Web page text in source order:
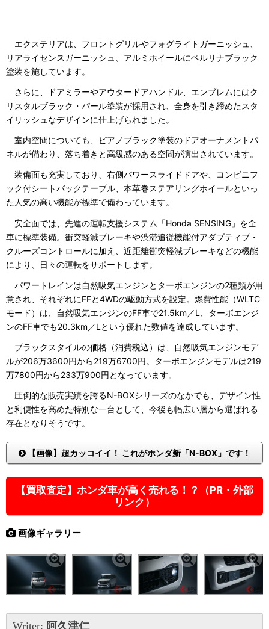
エクステリアは、フロントグリルやフォグライトガーニッシュ、
リアライセンスガーニッシュ、アルミホイールにベルリナブラック
塗装を施しています。
さらに、ドアミラーやアウタードアハンドル、エンブレムにはク
リスタルブラック・パール塗装が採用され、全身を引き締めたスタ
イリッシュなデザインに仕上げられました。
室内空間についても、ピアノブラック塗装のドアオーナメントパ
ネルが備わり、落ち着きと高級感のある空間が演出されています。
装備面も充実しており、右側パワースライドドアや、コンビニフ
ック付シートバックテーブル、本革巻ステアリングホイールといっ
た人気の高い機能が標準で備わっています。
安全面では、先進の運転支援システム「Honda SENSING」を全
車に標準装備。衝突軽減ブレーキや渋滞追従機能付アダプティブ・
クルーズコントロールに加え、近距離衝突軽減ブレーキなどの機能
により、日々の運転をサポートします。
パワートレインは自然吸気エンジンとターボエンジンの2種類が用
意され、それぞれにFFと4WDの駆動方式を設定。燃費性能（WLTC
モード）は、自然吸気エンジンのFF車で21.5km／L、ターボエンジ
ンのFF車でも20.3km／Lという優れた数値を達成しています。
ブラックスタイルの価格（消費税込）は、自然吸気エンジンモデ
ルが206万3600円から219万6700円。ターボエンジンモデルは219
万7800円から233万900円となっています。
圧倒的な販売実績を誇るN-BOXシリーズのなかでも、デザイン性
と利便性を高めた特別な一台として、今後も幅広い層から選ばれる
存在となりそうです。
【画像】超カッコイイ！ これがホンダ新「N-BOX」です！
【買取査定】ホンダ車が高く売れる！？（PR・外部
リンク）
画像ギャラリー
Writer: 阿久津仁